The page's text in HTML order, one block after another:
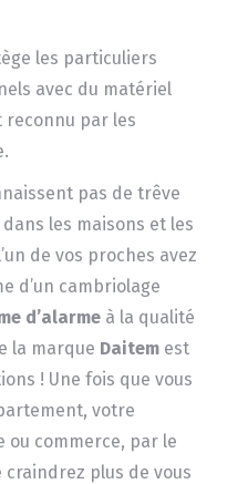
les particuliers
avec du matériel
reconnu par les
pas de trêve
les maisons et les
de vos proches avez
d’un cambriolage
d’alarmeà la qualité
la marque Daitemest
! Une fois que vous
votre
ou commerce, par le
plus de vous